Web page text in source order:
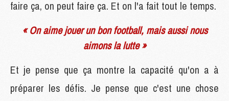
faire ça, on peut faire ça. Et on l'a fait tout le temps.
« On aime jouer un bon football, mais aussi nous
aimons la lutte »
Et je pense que ça montre la capacité qu'on a à
préparer les défis. Je pense que c'est une chose